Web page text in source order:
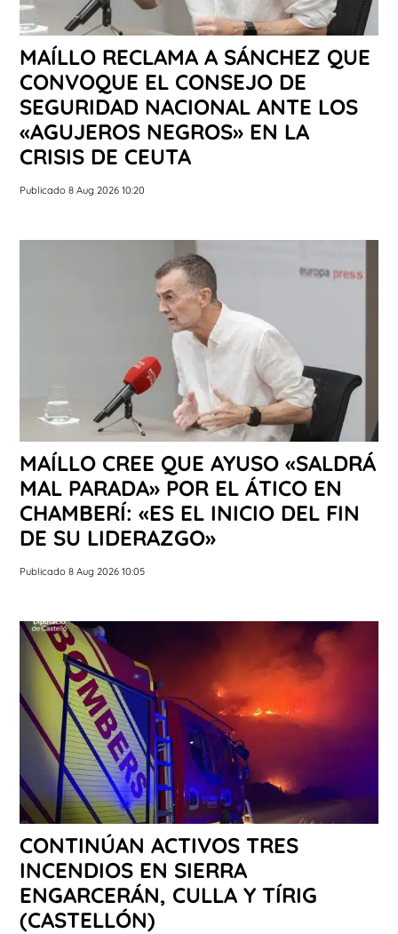
MAÍLLO RECLAMA A SÁNCHEZ QUE
CONVOQUE EL CONSEJO DE
SEGURIDAD NACIONAL ANTE LOS
«AGUJEROS NEGROS» EN LA
CRISIS DE CEUTA
Publicado 8 Aug 2026 10:20
MAÍLLO CREE QUE AYUSO «SALDRÁ
MAL PARADA» POR EL ÁTICO EN
CHAMBERÍ: «ES EL INICIO DEL FIN
DE SU LIDERAZGO»
Publicado 8 Aug 2026 10:05
CONTINÚAN ACTIVOS TRES
INCENDIOS EN SIERRA
ENGARCERÁN, CULLA Y TÍRIG
(CASTELLÓN)